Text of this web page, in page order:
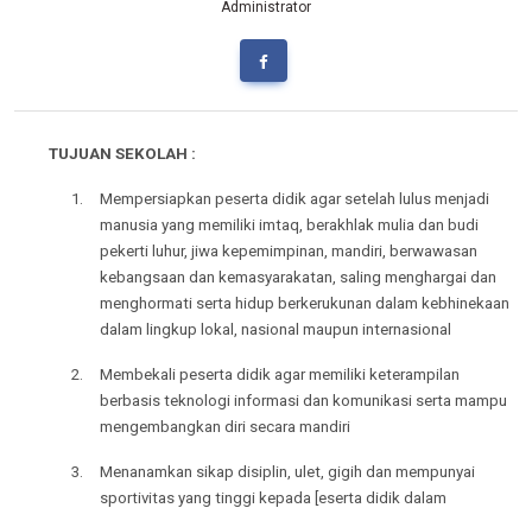
Administrator
TUJUAN SEKOLAH :
1.
Mempersiapkan peserta didik agar setelah lulus menjadi
manusia yang memiliki imtaq, berakhlak mulia dan budi
pekerti luhur, jiwa kepemimpinan, mandiri, berwawasan
kebangsaan dan kemasyarakatan, saling menghargai dan
menghormati serta hidup berkerukunan dalam kebhinekaan
dalam lingkup lokal, nasional maupun internasional
2.
Membekali peserta didik agar memiliki keterampilan
berbasis teknologi informasi dan komunikasi serta mampu
mengembangkan diri secara mandiri
3.
Menanamkan sikap disiplin, ulet, gigih dan mempunyai
sportivitas yang tinggi kepada [eserta didik dalam